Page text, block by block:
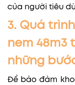
của người tiêu
3. Quá
nem 48m3
những
Để bảo đảm